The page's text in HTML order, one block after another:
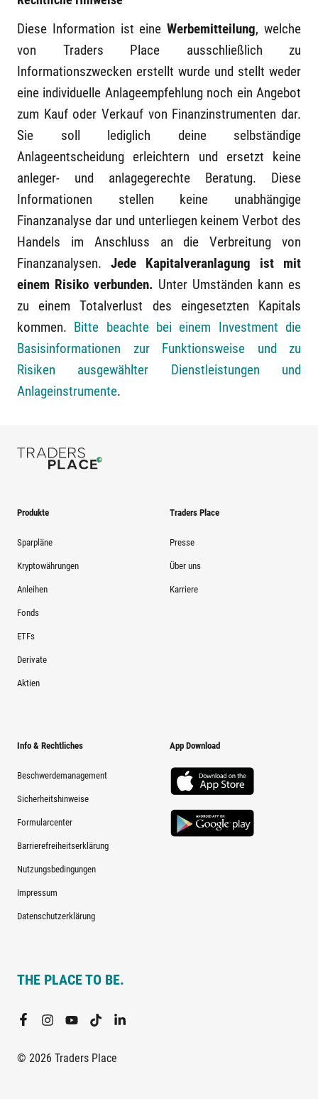
Diese Information ist eineWerbemitteilung, welche
von Traders Place ausschließlich zu
Informationszwecken erstellt wurde und stellt weder
eine individuelle Anlageempfehlung noch ein Angebot
zum Kauf oder Verkauf von Finanzinstrumenten dar.
Sie soll lediglich deine selbständige
Anlageentscheidung erleichtern und ersetzt keine
anleger- und anlagegerechte Beratung. Diese
Informationen stellen keine unabhängige
Finanzanalyse dar und unterliegen keinem Verbot des
Handels im Anschluss an die Verbreitung von
Finanzanalysen. Jede Kapitalveranlagung ist mit
einem Risiko verbunden. Unter Umständen kann es
zu einem Totalverlust des eingesetzten Kapitals
kommen. Bitte beachte bei einem Investment die
Basisinformationen zur Funktionsweise und zu
Risiken ausgewählter Dienstleistungen und
Anlageinstrumente.
Produkte
Sparpläne
Kryptowährungen
Anleihen
Fonds
ETFs
Derivate
Aktien
Traders Place
Presse
Über uns
Karriere
Info & Rechtliches
Beschwerdemanagement
Sicherheitshinweise
Formularcenter
Barrierefreiheitserklärung
Nutzungsbedingungen
Impressum
Datenschutzerklärung
App Download
THE PLACE TO BE.
© 2026 Traders Place